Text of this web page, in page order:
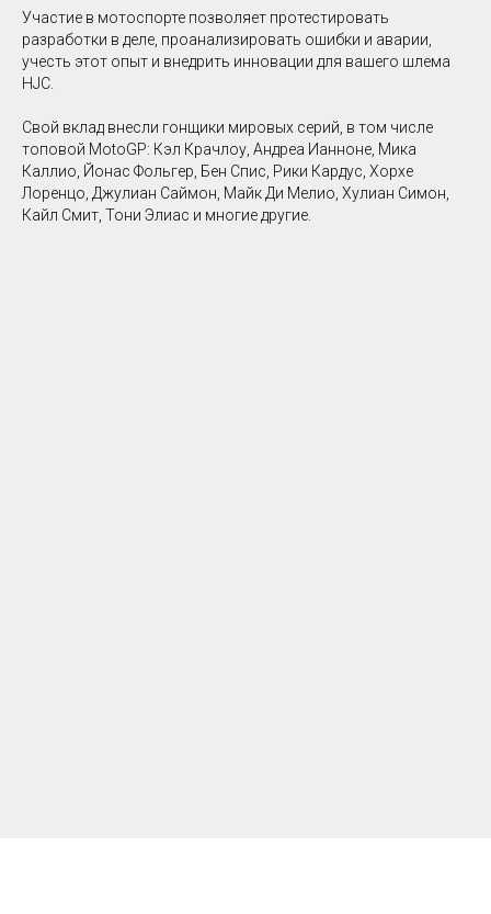
Участие в мотоспорте позволяет протестировать
разработки в деле, проанализировать ошибки и аварии,
учесть этот опыт и внедрить инновации для вашего шлема
HJC.
Свой вклад внесли гонщики мировых серий, в том числе
топовой MotoGP: Кэл Крачлоу, Андреа Ианноне, Мика
Каллио, Йонас Фольгер, Бен Спис, Рики Кардус, Хорхе
Лоренцо, Джулиан Саймон, Майк Ди Мелио, Хулиан Симон,
Кайл Смит, Тони Элиас и многие другие.